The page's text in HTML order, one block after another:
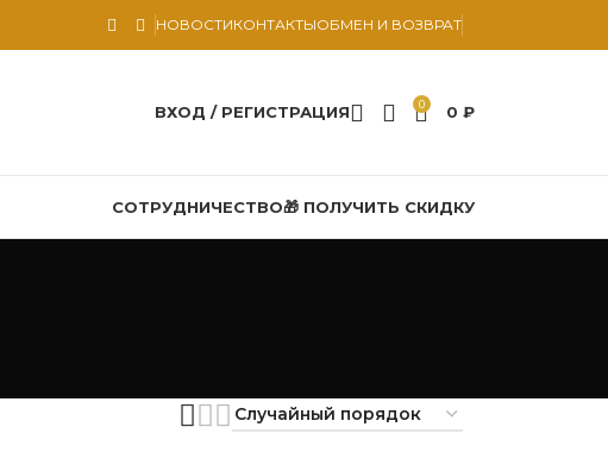
НОВОСТИКОНТАКТЫОБМЕН И ВОЗВРАТ
ВХОД / РЕГИСТРАЦИЯ 0 0 ₽
СОТРУДНИЧЕСТВО🎁 ПОЛУЧИТЬ СКИДКУ